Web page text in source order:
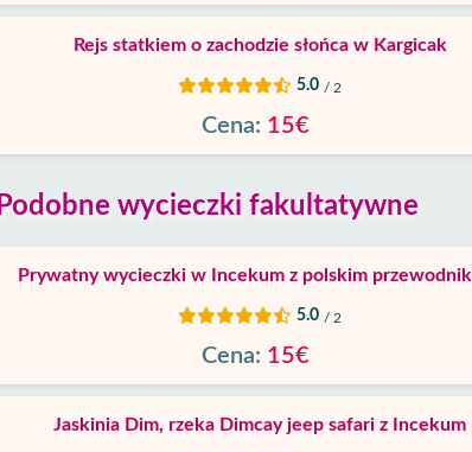
Rejs statkiem o zachodzie słońca w Kargicak
5.0 / 2
Cena: 15€
Podobne wycieczki fakultatywne
Prywatny wycieczki w Incekum z polskim
5.0 / 2
Cena: 15€
Jaskinia Dim, rzeka Dimcay jeep safari z Incekum